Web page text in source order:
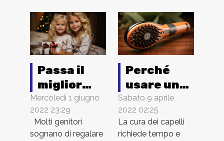
Passa il
miglior
Natale di
sempre
Mercoledì 1 giugno
2022 23:29
Molti genitori
sognano di regalare
Perché
usare una
spazzola
rotante
per i
Sabato 9 aprile
2022 02:25
La cura dei capelli
richiede tempo e